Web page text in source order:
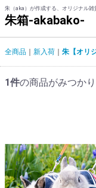
朱（aka）が作成する、オリジナル雑
朱箱-akabako-
全商品 新入荷 朱【オリ
1件の商品がみつかり